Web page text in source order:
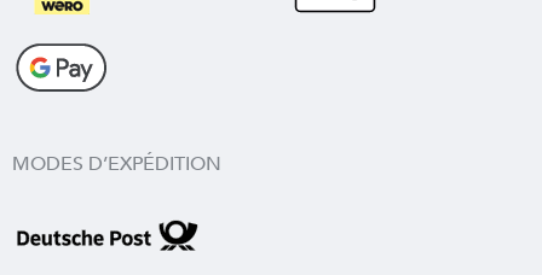
MODES D’EXPÉDITION